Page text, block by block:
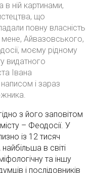
в ній картинами,
що
повну власність
мене, Айвазовського,
моєму рідному
видатного
Івана
і зараз
з його заповітом
– Феодосії. У
із 12 тисяч
в світі
та іншу
і послідовників